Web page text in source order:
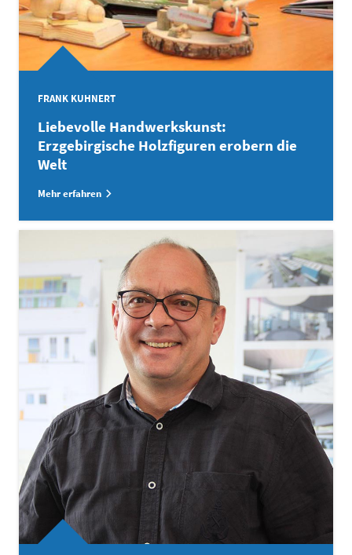
FRANK KUHNERT
Liebevolle Handwerkskunst:
Erzgebirgische Holzfiguren erobern die
Welt
Mehr erfahren